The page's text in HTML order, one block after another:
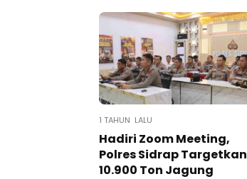
1 TAHUN LALU
Hadiri Zoom Meeting,
Polres Sidrap Targetkan
10.900 Ton Jagung